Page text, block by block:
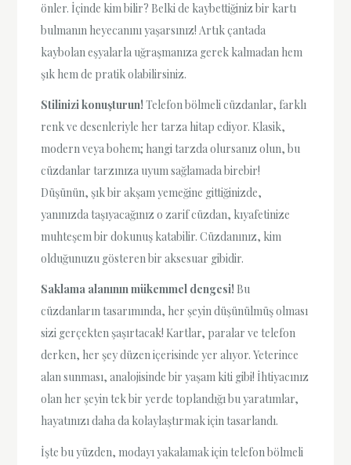
önler. İçinde kim bilir? Belki de kaybettiğiniz bir kartı
bulmanın heyecanını yaşarsınız! Artık çantada
kaybolan eşyalarla uğraşmanıza gerek kalmadan hem
şık hem de pratik olabilirsiniz.
Stilinizi konuşturun! Telefon bölmeli cüzdanlar, farklı
renk ve desenleriyle her tarza hitap ediyor. Klasik,
modern veya bohem; hangi tarzda olursanız olun, bu
cüzdanlar tarzınıza uyum sağlamada birebir!
Düşünün, şık bir akşam yemeğine gittiğinizde,
yanınızda taşıyacağınız o zarif cüzdan, kıyafetinize
muhteşem bir dokunuş katabilir. Cüzdanınız, kim
olduğunuzu gösteren bir aksesuar gibidir.
Saklama alanının mükemmel dengesi! Bu
cüzdanların tasarımında, her şeyin düşünülmüş olması
sizi gerçekten şaşırtacak! Kartlar, paralar ve telefon
derken, her şey düzen içerisinde yer alıyor. Yeterince
alan sunması, analojisinde bir yaşam kiti gibi! İhtiyacınız
olan her şeyin tek bir yerde toplandığı bu yaratımlar,
hayatınızı daha da kolaylaştırmak için tasarlandı.
İşte bu yüzden, modayı yakalamak için telefon bölmeli